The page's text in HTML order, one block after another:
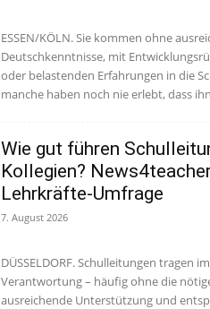
ESSEN/KÖLN. Sie kommen ohne
Deutschkenntnisse, mit
oder belastenden Erfahrungen in die
manche haben noch nie erlebt, dass
Wie gut führen
Kollegien?
Lehrkräfte-Umfrage
7. August 2026
DÜSSELDORF. Schulleitungen tragen
Verantwortung – häufig ohne die
ausreichende Unterstützung und